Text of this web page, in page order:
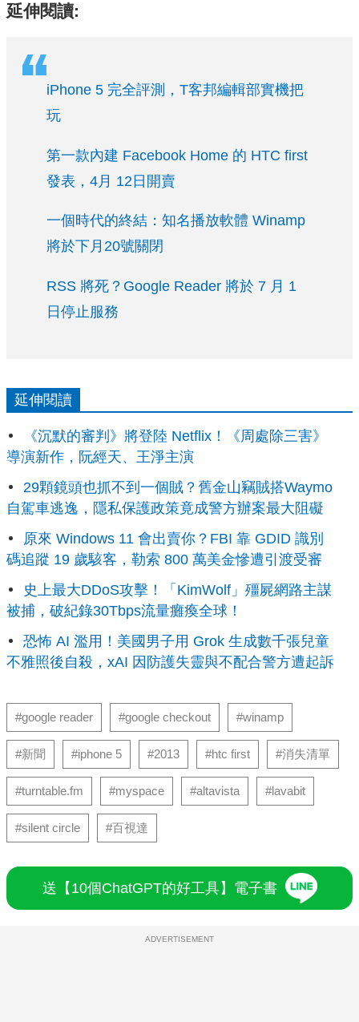
延伸閱讀:
iPhone 5 完全評測，T客邦編輯部實機把
玩
第一款內建 Facebook Home 的 HTC first
發表，4月 12日開賣
一個時代的終結：知名播放軟體 Winamp
將於下月20號關閉
RSS 將死？Google Reader 將於 7 月 1
日停止服務
延伸閱讀
《沉默的審判》將登陸 Netflix！《周處除三害》
導演新作，阮經天、王淨主演
29顆鏡頭也抓不到一個賊？舊金山竊賊搭Waymo
自駕車逃逸，隱私保護政策竟成警方辦案最大阻礙
原來 Windows 11 會出賣你？FBI 靠 GDID 識別
碼追蹤 19 歲駭客，勒索 800 萬美金慘遭引渡受審
史上最大DDoS攻擊！「KimWolf」殭屍網路主謀
被捕，破紀錄30Tbps流量癱瘓全球！
恐怖 AI 濫用！美國男子用 Grok 生成數千張兒童
不雅照後自殺，xAI 因防護失靈與不配合警方遭起訴
#google reader #google checkout #winamp
#新聞 #iphone 5 #2013 #htc first #消失清單
#turntable.fm #myspace #altavista #lavabit
#silent circle #百視達
送【10個ChatGPT的好工具】電子書
ADVERTISEMENT